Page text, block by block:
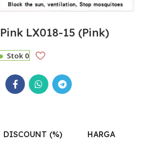
LX018-15 (Pink)
Stok 0
DISCOUNT (%) HARGA